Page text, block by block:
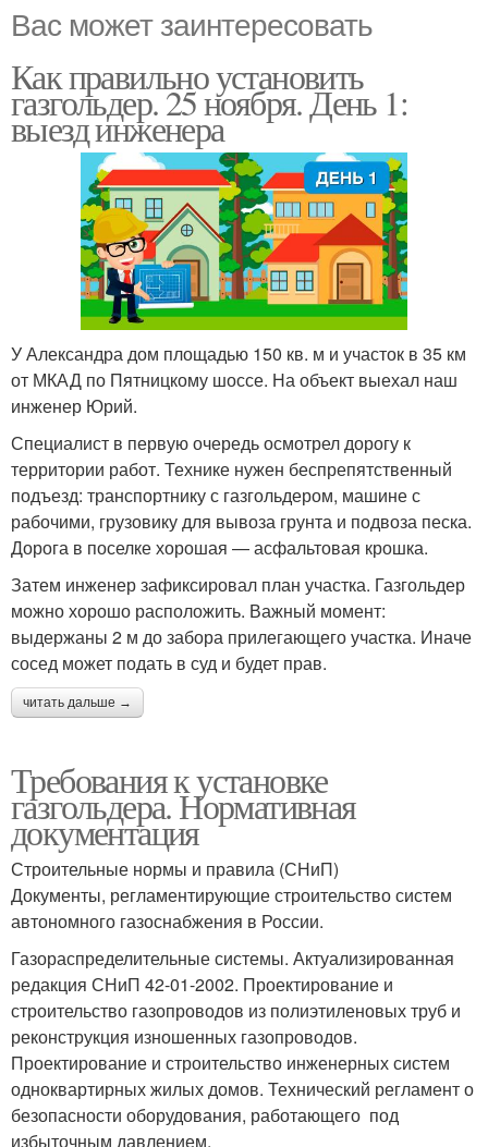
Вас может заинтересовать
Как правильно установить
газгольдер. 25 ноября. День 1:
выезд инженера
У Александра дом площадью 150 кв. м и участок в 35 км
от МКАД по Пятницкому шоссе. На объект выехал наш
инженер Юрий.
Специалист в первую очередь осмотрел дорогу к
территории работ. Технике нужен беспрепятственный
подъезд: транспортнику с газгольдером, машине с
рабочими, грузовику для вывоза грунта и подвоза песка.
Дорога в поселке хорошая — асфальтовая крошка.
Затем инженер зафиксировал план участка. Газгольдер
можно хорошо расположить. Важный момент:
выдержаны 2 м до забора прилегающего участка. Иначе
сосед может подать в суд и будет прав.
читать дальше →
Требования к установке
газгольдера. Нормативная
документация
Строительные нормы и правила (СНиП)
Документы, регламентирующие строительство систем
автономного газоснабжения в России.
Газораспределительные системы. Актуализированная
редакция СНиП 42-01-2002. Проектирование и
строительство газопроводов из полиэтиленовых труб и
реконструкция изношенных газопроводов.
Проектирование и строительство инженерных систем
одноквартирных жилых домов. Технический регламент о
безопасности оборудования, работающего под
избыточным давлением.